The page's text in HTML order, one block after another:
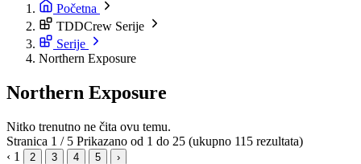
Početna
TDDCrew Serije
Serije
Northern Exposure
Northern Exposure
Nitko trenutno ne čita ovu temu.
Stranica 1 / 5 Prikazano od 1 do 25 (ukupno 115 rezultata)
‹ 1 2 3 4 5 ›